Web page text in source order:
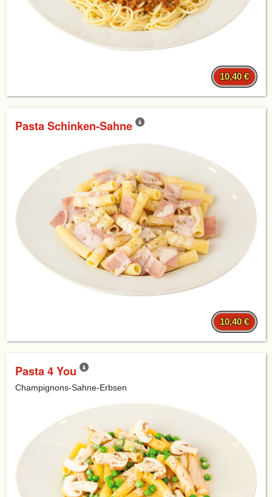
10,40 €
Pasta Schinken-Sahne
10,40 €
Pasta 4 You
Champignons-Sahne-Erbsen